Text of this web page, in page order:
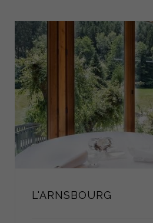
L'ARNSBOURG